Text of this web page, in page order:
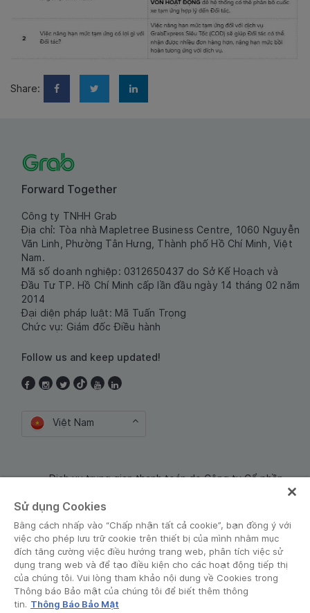
Share:
Forward Together
Công ty TNHH Grab
Địa chỉ: Tòa nhà Mapletree Business Centre, 1060 Nguyễn
Văn Linh, Phường Tân Hưng, Thành phố Hồ Chí Minh, Việt
Nam.
Mã số doanh nghiệp: 0312650437 do Sở Kế Hoạch và
Đầu Tư TP. Hồ Chí Minh cấp lần đầu ngày 14 tháng 02 năm
2014
Đại diện pháp luật: Mã Tuấn Trọng
Chức vụ: Giám đốc Điều hành
Follow us and keep updated!
Việt Nam
Dịch vụ trung gian thanh toán do Công ty Cổ phần
Sử dụng Cookies
Bằng cách nhấp vào “Chấp nhận tất cả cookie”, bạn đồng ý với
việc cho phép lưu trữ cookie trên thiết bị của mình nhằm mục
đích tăng cường việc điều hướng trang web, phân tích việc sử
dụng trang web và để tạo điều kiện cho các hoạt động tiếp thị
của chúng tôi. Vui lòng tham khảo nội dung về Cookies trong
Thông báo Bảo mật của chúng tôi để biết thêm thông
tin. Thông Báo Bảo Mật